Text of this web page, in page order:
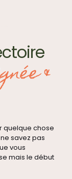
&
quelque chose
savez pas
vous
mais le début